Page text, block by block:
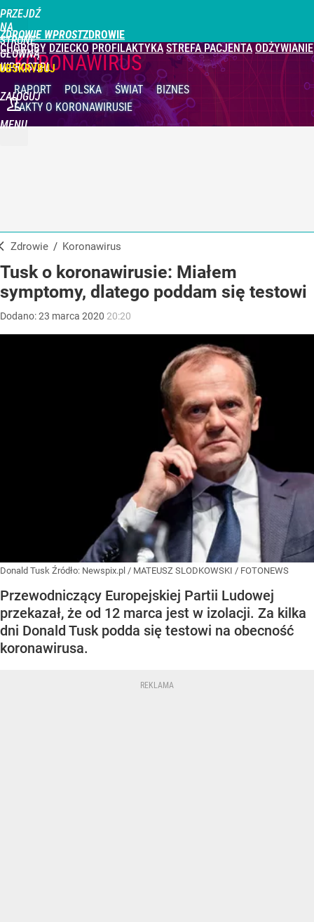
PRZEJDŹ
NA
STRONĘ
GŁÓWNĄ
WPROST.PL
ZDROWIE WPROST
CHOROBY DZIECKO PROFILAKTYKA STREFA PACJENTA ODŻYWIANIE
ZALOGUJ
MENU
KORONAWIRUS
RAPORT POLSKA ŚWIAT
BIZNES
FAKTY O KORONAWIRUSIE
Zdrowie / Koronawirus
Tusk o koronawirusie: Miałem
symptomy, dlatego poddam się testowi
Dodano:23 marca 2020 20:20
Donald Tusk Źródło: Newspix.pl / MATEUSZ SLODKOWSKI / FOTONEWS
Przewodniczący Europejskiej Partii Ludowej
przekazał, że od 12 marca jest w izolacji. Za kilka
dni Donald Tusk podda się testowi na obecność
koronawirusa.